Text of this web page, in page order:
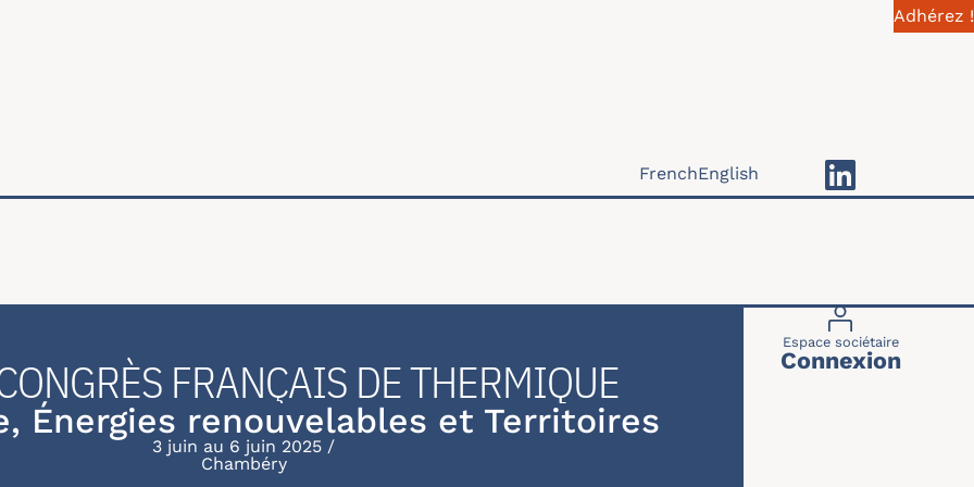
Adhérez !
Menu du
Espace sociétaire
Connexion
FrenchEnglish
FRANÇAIS DE THERMIQUE
Énergies renouvelables et Territoires
3 juin au 6 juin 2025
Chambéry